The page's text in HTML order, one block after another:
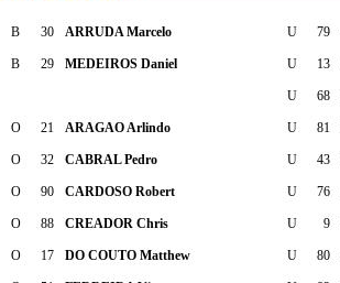
B 30 ARRUDA Marcelo
B 29 MEDEIROS Daniel
O 21 ARAGAO Arlindo
O 32 CABRAL Pedro
O 90 CARDOSO Robert
O 88 CREADOR Chris
O 17 DO COUTO Matthew
U 79
U 13
U 68
U 81
U 43
U 76
U 9
U 80